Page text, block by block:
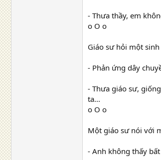
- Thưa thầy, em
o O o
Giáo sư hỏi một sinh
- Phản ứng dây
- Thưa giáo sư,
ta...
o O o
Một giáo sư nói với
- Anh không thấy